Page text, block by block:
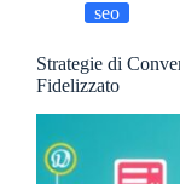
seo
Strategie di
Fidelizzato